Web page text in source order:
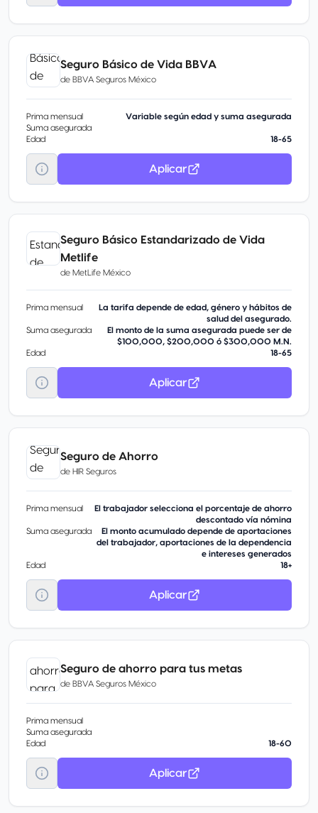
Seguro Básico de Vida BBVA
de BBVA Seguros México
Prima mensual
Variable según edad y suma asegurada
Suma asegurada
Edad
18-65
Aplicar
Seguro Básico Estandarizado de Vida
Metlife
de MetLife México
Prima mensual
La tarifa depende de edad, género y hábitos de
salud del asegurado.
Suma asegurada
El monto de la suma asegurada puede ser de
$100,000, $200,000 ó $300,000 M.N.
Edad
18-65
Aplicar
Seguro de Ahorro
de HIR Seguros
Prima mensual
El trabajador selecciona el porcentaje de ahorro
descontado vía nómina
Suma asegurada
El monto acumulado depende de aportaciones
del trabajador, aportaciones de la dependencia
e intereses generados
Edad
18+
Aplicar
Seguro de ahorro para tus metas
de BBVA Seguros México
Prima mensual
Suma asegurada
Edad
18-60
Aplicar